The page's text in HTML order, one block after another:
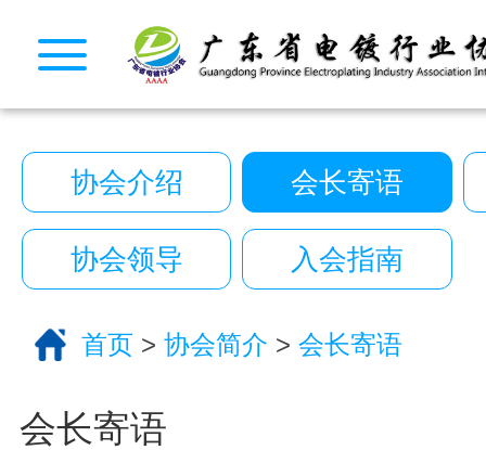
协会介绍 会长寄语
协会领导 入会指南
首页 > 协会简介 > 会长寄语
会长寄语
CopyRight 2026 All Right Reserved 广东省电
技术支持:艾迪品牌策划
关于我们
服务分类
电话咨询
返回首页